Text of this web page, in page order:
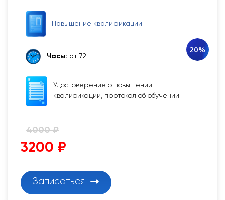
Повышение квалификации
Часы: от 72
Удостоверение о повышении
квалификации, протокол об обучении
20%
4000 ₽
3200 ₽
Записаться